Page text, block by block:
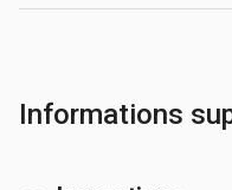
Informations